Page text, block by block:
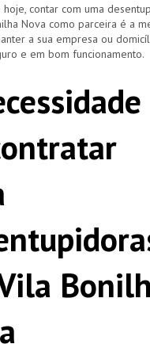
hoje, contar com uma
Nova como parceira é a
a sua empresa ou
e em bom funcionamento.